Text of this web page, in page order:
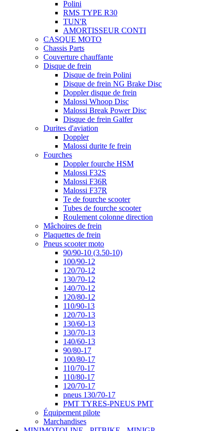
Polini
RMS TYPE R30
TUN'R
AMORTISSEUR CONTI
CASQUE MOTO
Chassis Parts
Couverture chauffante
Disque de frein
Disque de frein Polini
Disque de frein NG Brake Disc
Doppler disque de frein
Malossi Whoop Disc
Malossi Break Power Disc
Disque de frein Galfer
Durites d'aviation
Doppler
Malossi durite fe frein
Fourches
Doppler fourche HSM
Malossi F32S
Malossi F36R
Malossi F37R
Te de fourche scooter
Tubes de fourche scooter
Roulement colonne direction
Mâchoires de frein
Plaquettes de frein
Pneus scooter moto
90/90-10 (3.50-10)
100/90-12
120/70-12
130/70-12
140/70-12
120/80-12
110/90-13
120/70-13
130/60-13
130/70-13
140/60-13
90/80-17
100/80-17
110/70-17
110/80-17
120/70-17
pneus 130/70-17
PMT TYRES-PNEUS PMT
Équipement pilote
Marchandises